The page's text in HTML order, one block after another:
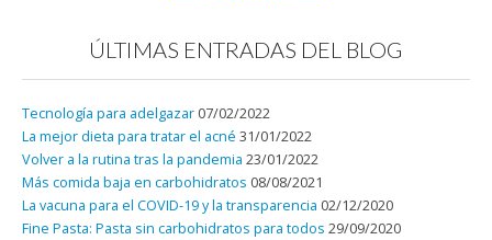
ÚLTIMAS ENTRADAS DEL BLOG
Tecnología para adelgazar 07/02/2022
La mejor dieta para tratar el acné 31/01/2022
Volver a la rutina tras la pandemia 23/01/2022
Más comida baja en carbohidratos 08/08/2021
La vacuna para el COVID-19 y la transparencia 02/12/2020
Fine Pasta: Pasta sin carbohidratos para todos 29/09/2020